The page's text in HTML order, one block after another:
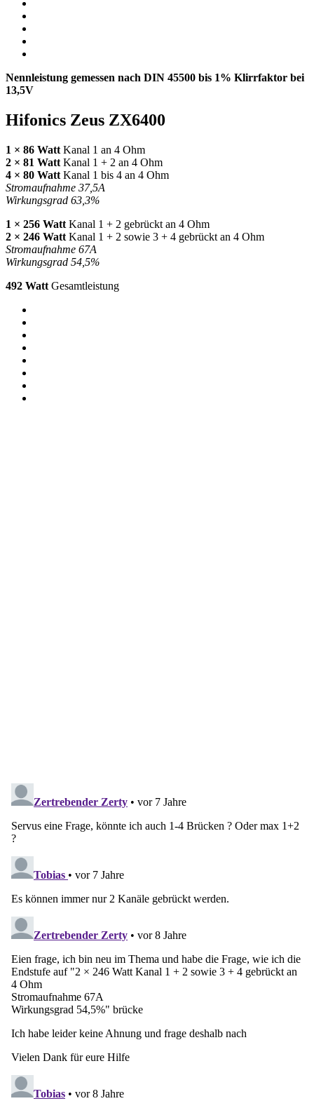
Nennleistung gemessen nach DIN 45500 bis 1% Klirrfaktor bei
13,5V
Hifonics Zeus ZX6400
1 × 86 Watt Kanal 1 an 4 Ohm
2 × 81 Watt Kanal 1 + 2 an 4 Ohm
4 × 80 Watt Kanal 1 bis 4 an 4 Ohm
Stromaufnahme 37,5A
Wirkungsgrad 63,3%
1 × 256 Watt Kanal 1 + 2 gebrückt an 4 Ohm
2 × 246 Watt Kanal 1 + 2 sowie 3 + 4 gebrückt an 4 Ohm
Stromaufnahme 67A
Wirkungsgrad 54,5%
492 Watt Gesamtleistung